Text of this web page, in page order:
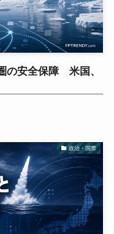
の安全保障 米国、
政治・国際